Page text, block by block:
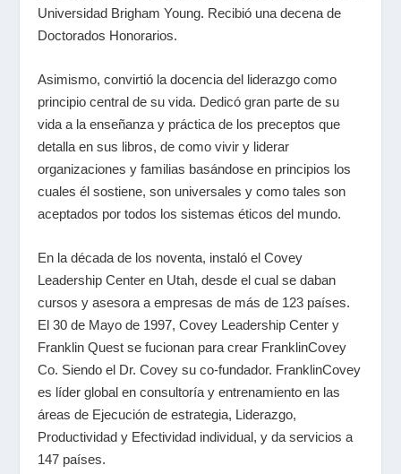
Universidad Brigham Young. Recibió una decena de
Doctorados Honorarios.
Asimismo, convirtió la docencia del liderazgo como
principio central de su vida. Dedicó gran parte de su
vida a la enseñanza y práctica de los preceptos que
detalla en sus libros, de como vivir y liderar
organizaciones y familias basándose en principios los
cuales él sostiene, son universales y como tales son
aceptados por todos los sistemas éticos del mundo.
En la década de los noventa, instaló el Covey
Leadership Center en Utah, desde el cual se daban
cursos y asesora a empresas de más de 123 países.
El 30 de Mayo de 1997, Covey Leadership Center y
Franklin Quest se fucionan para crear FranklinCovey
Co. Siendo el Dr. Covey su co-fundador. FranklinCovey
es líder global en consultoría y entrenamiento en las
áreas de Ejecución de estrategia, Liderazgo,
Productividad y Efectividad individual, y da servicios a
147 países.